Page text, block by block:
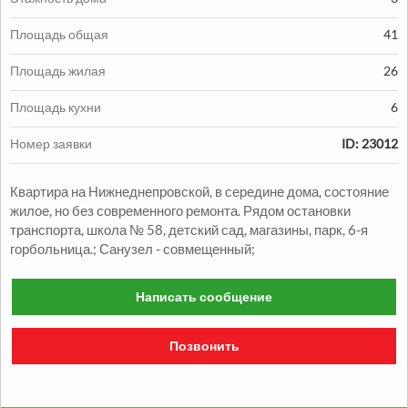
Продажа:
1330000грн.
Продажа Квартиры
2комн. 48 м Александровский р-н
Площадь общая 41
Площадь жилая 26
Площадь кухни 6
Номер заявки ID: 23012
Квартира на Нижнеднепровской, в середине дома, состояние
жилое, но без современного ремонта. Рядом остановки
транспорта, школа № 58, детский сад, магазины, парк, 6-я
горбольница.; Санузел - совмещенный;
Написать сообщение
Позвонить